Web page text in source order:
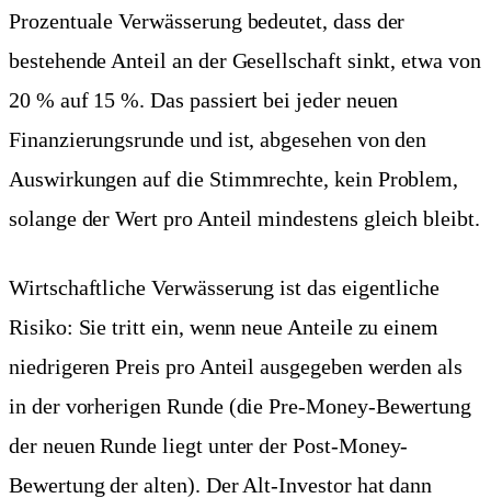
Prozentuale Verwässerung bedeutet, dass der
bestehende Anteil an der Gesellschaft sinkt, etwa von
20 % auf 15 %. Das passiert bei jeder neuen
Finanzierungsrunde und ist, abgesehen von den
Auswirkungen auf die Stimmrechte, kein Problem,
solange der Wert pro Anteil mindestens gleich bleibt.
Wirtschaftliche Verwässerung ist das eigentliche
Risiko: Sie tritt ein, wenn neue Anteile zu einem
niedrigeren Preis pro Anteil ausgegeben werden als
in der vorherigen Runde (die Pre-Money-Bewertung
der neuen Runde liegt unter der Post-Money-
Bewertung der alten). Der Alt-Investor hat dann